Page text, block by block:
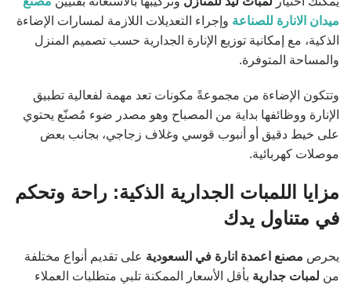
ميدان الانارة للصناعة وإجراء التعديلات اللازمة لمسارات الإضاءة
الذكية، مع إمكانية توزيع الإنارة الجدارية حسب تصميم المنزل
والمساحة المتوفرة.
وتتكون الإضاءة من مجموعةً مكونات تعد مهمة لفعالية تطبيق
الإنارة ووظائفها بداية من المصباح وهو مصدر ضوء مُصنّع يحتوي
على خيط دقيق أو أنبوب قوسي وغلاف زجاجي، بجانب بعض
موصلات كهربائية.
مزايا اللمبات الجدارية الذكية: راحة وتحكم
في متناول يدك
يحرص مصنع اعمدة انارة في السعودية على تقديم أنواع مختلفة
من لمبات جدارية بأقل الأسعار الممكنة تلبي متطلبات العملاء